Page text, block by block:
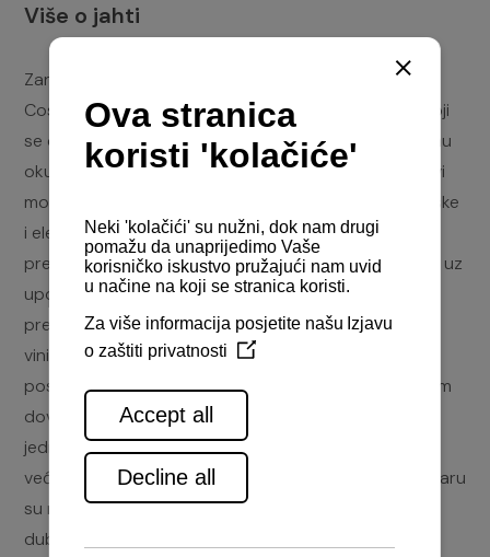
Više o jahti
Zanimljiv projekt potpisuje talijanski dizajner Maurizio
Cossutti. Cossutti je itekako poznat po projektima koji
se diče rezultatima u ORC natjecanjima, jedrilice su mu
oku ugodne i modernog dizajna. Ona je potpuno novi
model koji nasljeđuje vrlo uspješnu Salonu 38. Sportske
i elegantne linije trupa dolaze do izražaja u ORC i IRC
premjerima. Građena je metodom vakumske infuzije i uz
uporabu inoxne rešetke koja nosi kobilicu i na koju se
prenose opterećenja s jarbola. Upotrebljavan je
vinilester s kompozitnim ojačanjima. Mnogo pažnje
posvećeno je projektiranju kokpita u kojem ima sasvim
dovoljno mjesta i za brojniju posadu nego što je ovoj
jedrilici potrebna i čija se krmena stranica, kako je to
već uobičajeno, otvara i pretvara u platformu. Kormilaru
su na raspolaganju dva kormilarska kola koja okreću
duboki i precizan list kormila a za kontrolu jedara